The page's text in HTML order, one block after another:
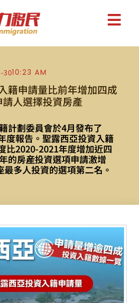
3010:23 AM
籍申請量比前年增加四成
請人選擇投資房產
計劃委員會於4月發布了
度報告。聖露西亞投資入籍
比2020-2021年度增加近四
的房産投資選項申請激增
多人投資的選項第二名。